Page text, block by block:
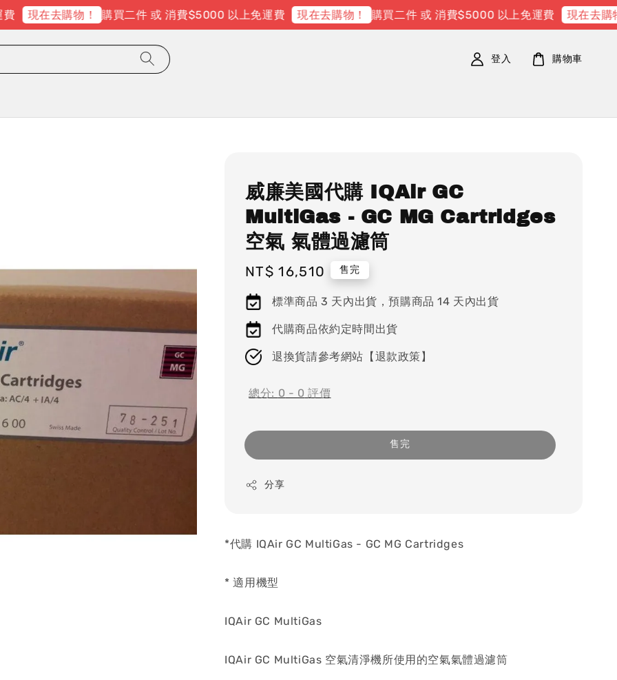
現在去購物！ 購買二件 或 消費$5000 以上免運費 現在去購物！ 購買二件 或 消費$5000 以上免運費 現在去購物
登入 購物車
威廉美國代購 IQAir GC
MultiGas - GC MG Cartridges
空氣 氣體過濾筒
Regular
price
NT$ 16,510 售完
標準商品 3 天內出貨，預購商品 14 天內出貨
代購商品依約定時間出貨
退換貨請參考網站【退款政策】
總分: 0 - 0 評價
售完
分享
*代購 IQAir GC MultiGas - GC MG Cartridges
* 適用機型
IQAir GC MultiGas
IQAir GC MultiGas 空氣清淨機所使用的空氣氣體過濾筒